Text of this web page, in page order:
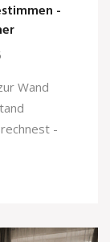
-
Wand
-